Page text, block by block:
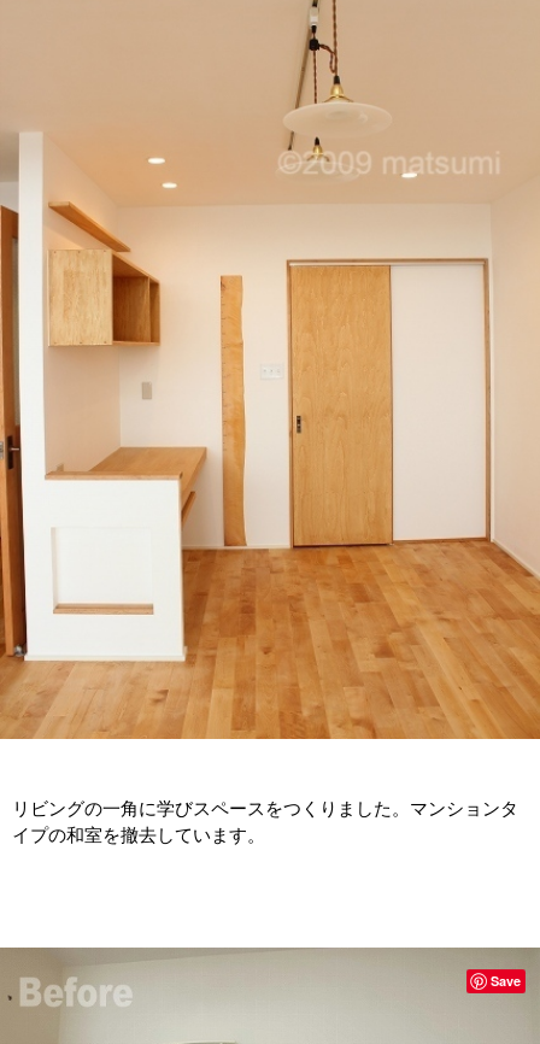
リビングの一角に学びスペースをつくりました。マンションタ
イプの和室を撤去しています。
Save